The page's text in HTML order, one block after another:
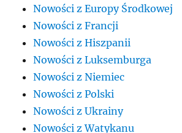
Nowości z Europy Środkowej
Nowości z Francji
Nowości z Hiszpanii
Nowości z Luksemburga
Nowości z Niemiec
Nowości z Polski
Nowości z Ukrainy
Nowości z Watykanu